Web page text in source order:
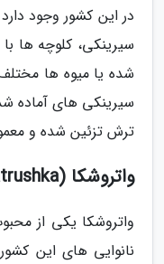
در این کشور وجود
سیرینکی، کلوچه ها
شده یا میوه ها
سیرینکی های آماده
ترش تزئین شده و
واتروشکا (Vatrushka)
واتروشکا یکی از
نانوایی های این